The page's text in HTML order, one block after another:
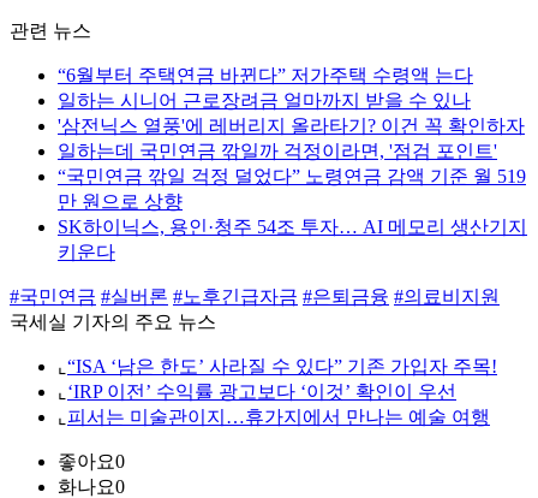
관련 뉴스
“6월부터 주택연금 바뀐다” 저가주택 수령액 는다
일하는 시니어 근로장려금 얼마까지 받을 수 있나
'삼전닉스 열풍'에 레버리지 올라타기? 이건 꼭 확인하자
일하는데 국민연금 깎일까 걱정이라면, '점검 포인트'
“국민연금 깎일 걱정 덜었다” 노령연금 감액 기준 월 519
만 원으로 상향
SK하이닉스, 용인·청주 54조 투자… AI 메모리 생산기지
키운다
#국민연금 #실버론 #노후긴급자금 #은퇴금융 #의료비지원
국세실 기자의 주요 뉴스
⌞ “ISA ‘남은 한도’ 사라질 수 있다” 기존 가입자 주목!
⌞ ‘IRP 이전’ 수익률 광고보다 ‘이것’ 확인이 우선
⌞ 피서는 미술관이지…휴가지에서 만나는 예술 여행
좋아요0
화나요0